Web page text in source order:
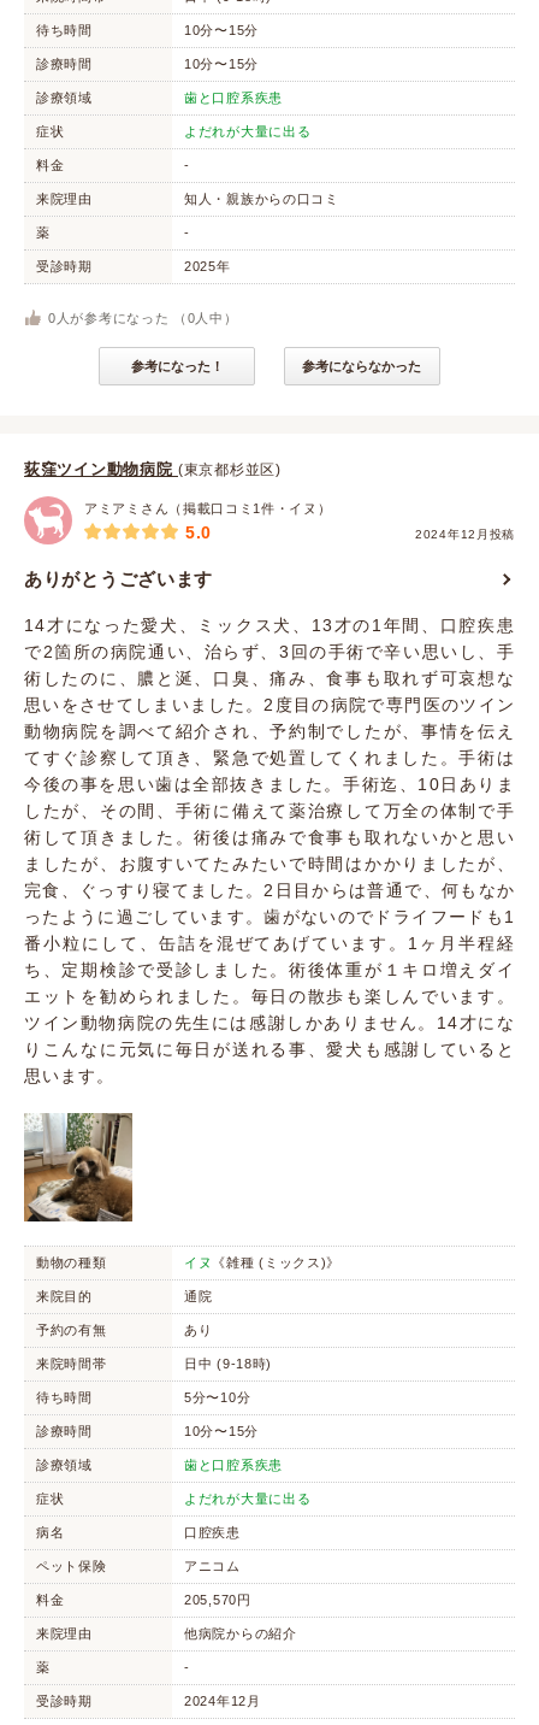
待ち時間 10分〜15分
診療時間 10分〜15分
診療領域 歯と口腔系疾患
症状 よだれが大量に出る
料金 -
来院理由 知人・親族からの口コミ
薬 -
受診時期 2025年
0 人が参考になった （ 0 人中）
参考になった！ 参考にならなかった
荻窪ツイン動物病院 (東京都杉並区)
アミアミさん（掲載口コミ1件・イヌ）
2024年12月投稿
5.0
ありがとうございます
14才になった愛犬、ミックス犬、13才の1年間、口腔疾患
で2箇所の病院通い、治らず、3回の手術で辛い思いし、手
術したのに、膿と涎、口臭、痛み、食事も取れず可哀想な
思いをさせてしまいました。2度目の病院で専門医のツイン
動物病院を調べて紹介され、予約制でしたが、事情を伝え
てすぐ診察して頂き、緊急で処置してくれました。手術は
今後の事を思い歯は全部抜きました。手術迄、10日ありま
したが、その間、手術に備えて薬治療して万全の体制で手
術して頂きました。術後は痛みで食事も取れないかと思い
ましたが、お腹すいてたみたいで時間はかかりましたが、
完食、ぐっすり寝てました。2日目からは普通で、何もなか
ったように過ごしています。歯がないのでドライフードも1
番小粒にして、缶詰を混ぜてあげています。1ヶ月半程経
ち、定期検診で受診しました。術後体重が１キロ増えダイ
エットを勧められました。毎日の散歩も楽しんでいます。
ツイン動物病院の先生には感謝しかありません。14才にな
りこんなに元気に毎日が送れる事、愛犬も感謝していると
思います。
動物の種類 イヌ 《雑種 (ミックス)》
来院目的 通院
予約の有無 あり
来院時間帯 日中 (9-18時)
待ち時間 5分〜10分
診療時間 10分〜15分
診療領域 歯と口腔系疾患
症状 よだれが大量に出る
病名 口腔疾患
ペット保険 アニコム
料金 205,570円
来院理由 他病院からの紹介
薬 -
受診時期 2024年12月